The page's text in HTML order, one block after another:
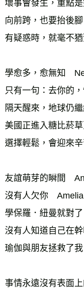
壞事會發生，重點
向前跨，也要抬後
有疑惑時，就毫不
學愈多，愈無知　
只有一句：去你的
隔天醒來，地球仍
美國正進入糖比菸
選擇輕鬆，會迎來
友誼萌芽的瞬間　
沒有人欠你　
學保羅．紐曼就對
沒有人知道自己在
瑜伽與朋友拯救了
事情永遠沒有表面